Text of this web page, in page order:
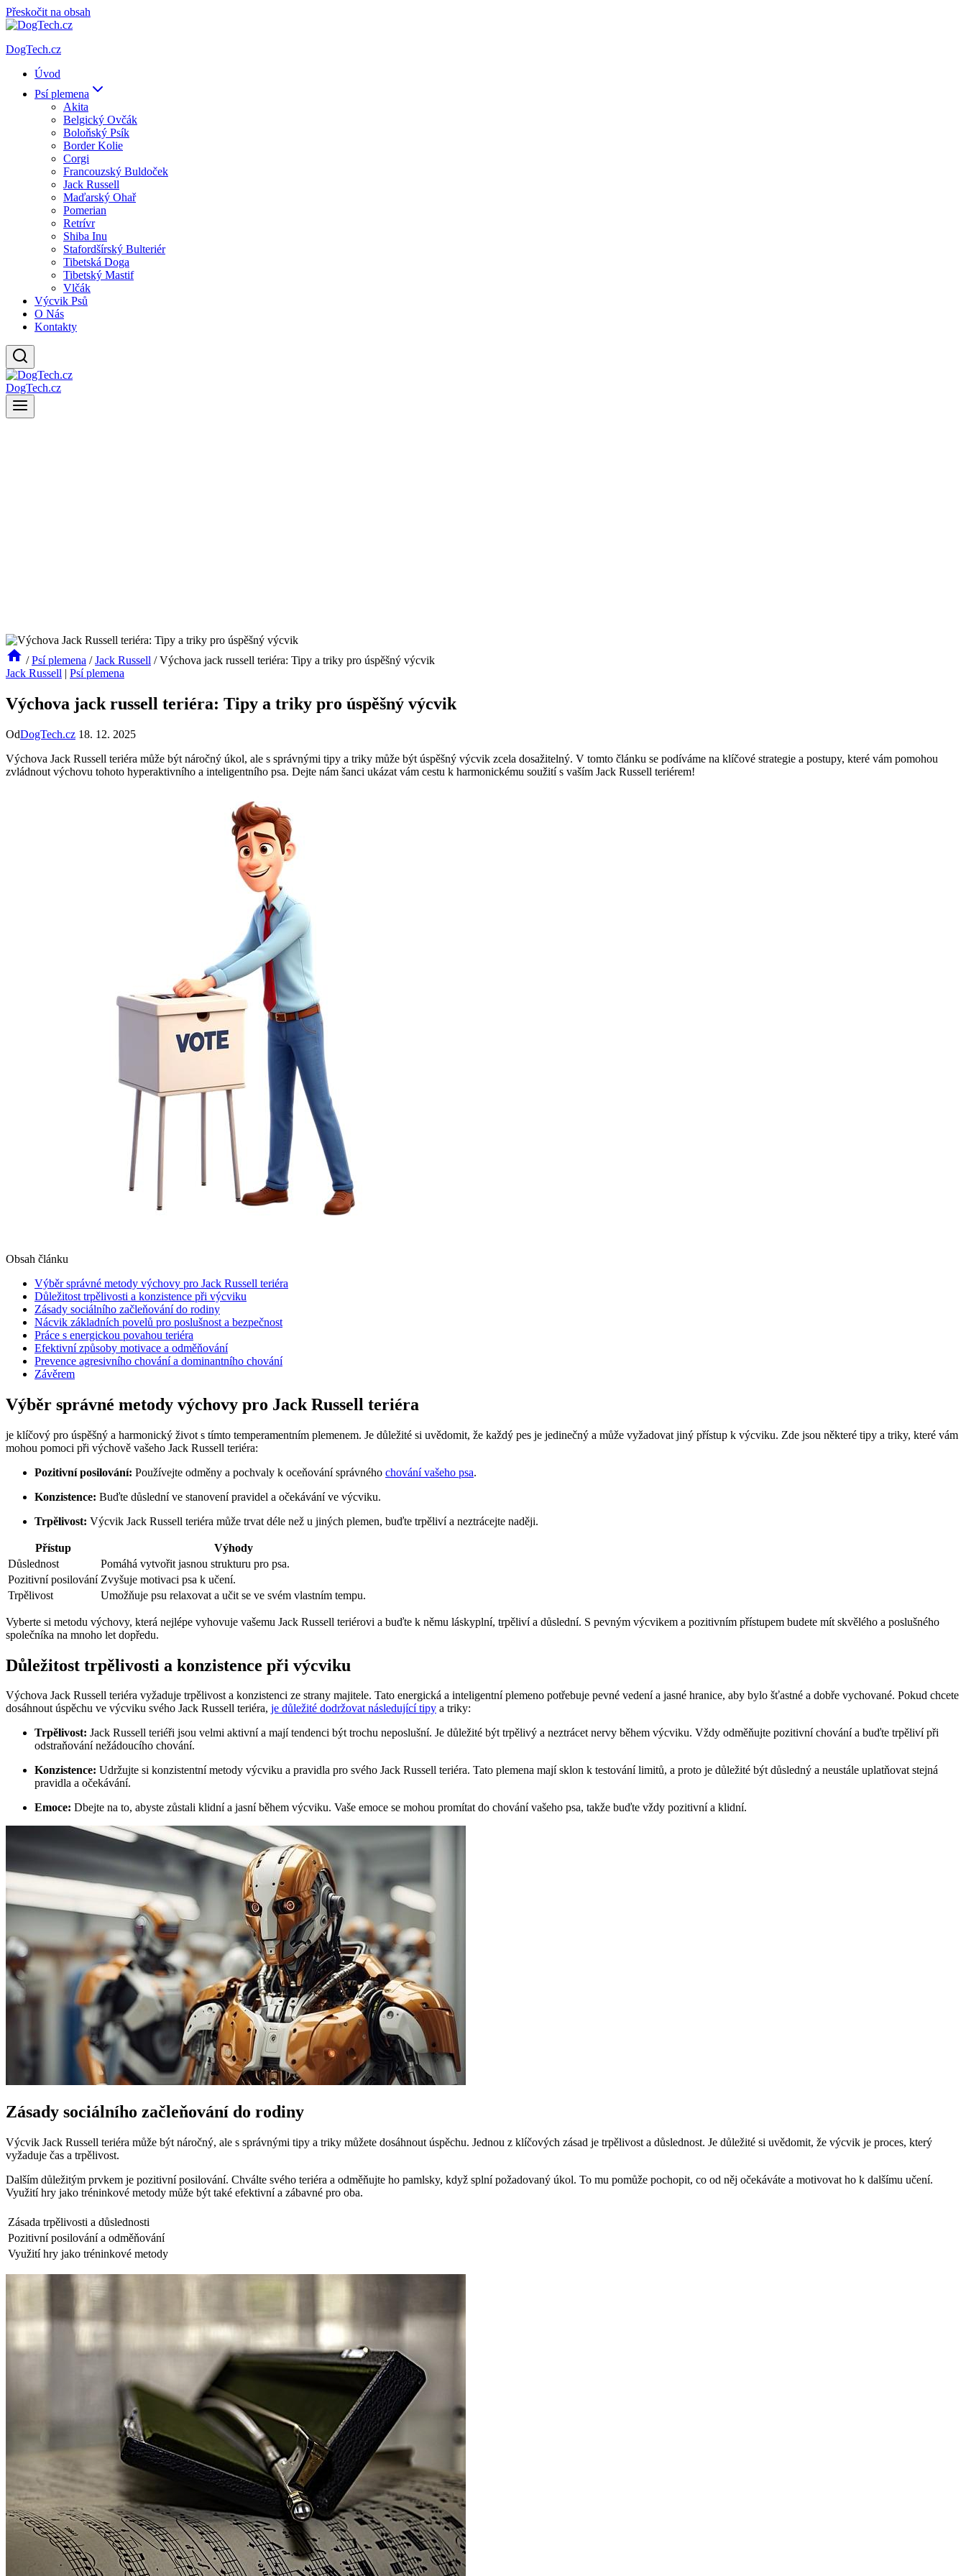
Přeskočit na obsah
DogTech.cz
Úvod
Psí plemena
Akita
Belgický Ovčák
Boloňský Psík
Border Kolie
Corgi
Francouzský Buldoček
Jack Russell
Maďarský Ohař
Pomerian
Retrívr
Shiba Inu
Stafordšírský Bulteriér
Tibetská Doga
Tibetský Mastif
Vlčák
Výcvik Psů
O Nás
Kontakty
DogTech.cz
/ Psí plemena / Jack Russell / Výchova jack russell teriéra: Tipy a triky pro úspěšný výcvik
Jack Russell | Psí plemena
Výchova jack russell teriéra: Tipy a triky pro úspěšný výcvik
OdDogTech.cz 18. 12. 2025
Výchova Jack Russell teriéra může být náročný úkol, ale s správnými tipy a triky může být úspěšný výcvik zcela dosažitelný. V tomto článku se podíváme na klíčové strategie a postupy, které vám pomohou
zvládnout výchovu tohoto hyperaktivního a inteligentního psa. Dejte nám šanci ukázat vám cestu k harmonickému soužití s vaším Jack Russell teriérem!
Obsah článku
Výběr správné metody výchovy pro Jack Russell teriéra
Důležitost trpělivosti a konzistence při výcviku
Zásady sociálního začleňování do rodiny
Nácvik základních povelů pro poslušnost a bezpečnost
Práce s energickou povahou teriéra
Efektivní způsoby motivace a odměňování
Prevence agresivního chování a dominantního chování
Závěrem
Výběr správné metody výchovy pro Jack Russell teriéra
je klíčový pro úspěšný a harmonický život s tímto temperamentním plemenem. Je důležité si uvědomit, že každý pes je jedinečný a může vyžadovat jiný přístup k výcviku. Zde jsou některé tipy a triky, které vám
mohou pomoci při výchově vašeho Jack Russell teriéra:
Pozitivní posilování: Používejte odměny a pochvaly k oceňování správného chování vašeho psa.
Konzistence: Buďte důslední ve stanovení pravidel a očekávání ve výcviku.
Trpělivost: Výcvik Jack Russell teriéra může trvat déle než u jiných plemen, buďte trpěliví a neztrácejte naději.
Přístup
Výhody
Důslednost
Pomáhá vytvořit jasnou strukturu pro psa.
Pozitivní posilování Zvyšuje motivaci psa k učení.
Trpělivost
Umožňuje psu relaxovat a učit se ve svém vlastním tempu.
Vyberte si metodu výchovy, která nejlépe vyhovuje vašemu Jack Russell teriérovi a buďte k němu láskyplní, trpěliví a důslední. S pevným výcvikem a pozitivním přístupem budete mít skvělého a poslušného
společníka na mnoho let dopředu.
Důležitost trpělivosti a konzistence při výcviku
Výchova Jack Russell teriéra vyžaduje trpělivost a konzistenci ze strany majitele. Tato energická a inteligentní plemeno potřebuje pevné vedení a jasné hranice, aby bylo šťastné a dobře vychované. Pokud chcete
dosáhnout úspěchu ve výcviku svého Jack Russell teriéra, je důležité dodržovat následující tipy a triky:
Trpělivost: Jack Russell teriéři jsou velmi aktivní a mají tendenci být trochu neposlušní. Je důležité být trpělivý a neztrácet nervy během výcviku. Vždy odměňujte pozitivní chování a buďte trpěliví při
odstraňování nežádoucího chování.
Konzistence: Udržujte si konzistentní metody výcviku a pravidla pro svého Jack Russell teriéra. Tato plemena mají sklon k testování limitů, a proto je důležité být důsledný a neustále uplatňovat stejná
pravidla a očekávání.
Emoce: Dbejte na to, abyste zůstali klidní a jasní během výcviku. Vaše emoce se mohou promítat do chování vašeho psa, takže buďte vždy pozitivní a klidní.
Zásady sociálního začleňování do rodiny
Výcvik Jack Russell teriéra může být náročný, ale s správnými tipy a triky můžete dosáhnout úspěchu. Jednou z klíčových zásad je trpělivost a důslednost. Je důležité si uvědomit, že výcvik je proces, který
vyžaduje čas a trpělivost.
Dalším důležitým prvkem je pozitivní posilování. Chválte svého teriéra a odměňujte ho pamlsky, když splní požadovaný úkol. To mu pomůže pochopit, co od něj očekáváte a motivovat ho k dalšímu učení.
Využití hry jako tréninkové metody může být také efektivní a zábavné pro oba.
Zásada trpělivosti a důslednosti
Pozitivní posilování a odměňování
Využití hry jako tréninkové metody